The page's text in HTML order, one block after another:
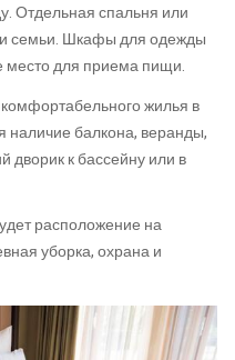
Отдельная спальня или
семьи. Шкафы для одежды
место для приема пищи.
жилья в
наличие балкона, веранды,
дворик к бассейну или в
расположение на
уборка, охрана и